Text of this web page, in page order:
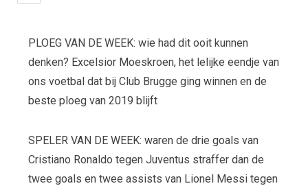
PLOEG VAN DE WEEK: wie had dit ooit kunnen
denken? Excelsior Moeskroen, het lelijke eendje van
ons voetbal dat bij Club Brugge ging winnen en de
beste ploeg van 2019 blijft
SPELER VAN DE WEEK: waren de drie goals van
Cristiano Ronaldo tegen Juventus straffer dan de
twee goals en twee assists van Lionel Messi tegen